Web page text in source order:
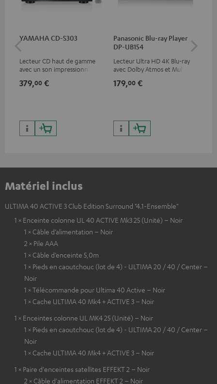
YAMAHA CD-S303
Lecteur CD haut de gamme
avec un son impressionnant
379,00 €
Panasonic Blu-ray Player
DP-UB154
Lecteur Ultra HD 4K Blu-ray
avec Dolby Atmos et Multi
qualité d’image incroyable et
179,00 €
Matériel inclus
ULTIMA 40 ACTIVE 3 Club Edition Surround "4.1-Ensemble"
1 × Enceinte colonne UL 40 ACTIVE Mk3 25 (Unité) – Noir
1 × Câble d’alimentation – Noir
2 × Pile AAA
1 × Câble d’enceinte 5,0m
1 × Pieds en caoutchouc (lot de 4) - ULTIMA 20 / 40 / Center –
Noir
1 × Télécommande pour Ultima 40 Active – Noir
1 × Cache ULTIMA 40 Mk4 + ACTIVE 3 – Noir
1 × Enceintes colonne UL MK4 25 (Unité) – Noir
1 × Pieds en caoutchouc (lot de 4) - ULTIMA 20 / 40 / Center –
Noir
1 × Cache ULTIMA 40 Mk4 + ACTIVE 3 – Noir
1 × Paire d'enceintes satellites EFFEKT 2 – Noir
2 × Câble d'alimentation EFFEKT 2 – Noir